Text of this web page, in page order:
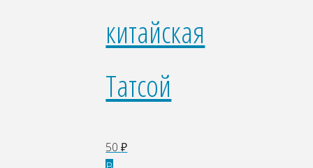
китайская
Татсой
50₽